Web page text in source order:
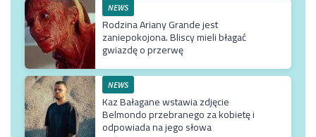
NEWS
Rodzina Ariany Grande jest
zaniepokojona. Bliscy mieli błagać
gwiazdę o przerwę
NEWS
Kaz Bałagane wstawia zdjęcie
Belmondo przebranego za kobietę i
odpowiada na jego słowa